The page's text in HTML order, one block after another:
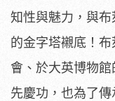
知性與魅力， 與布
的金字塔襯底！ 布
會、於大英博物
先慶功， 也為了傳